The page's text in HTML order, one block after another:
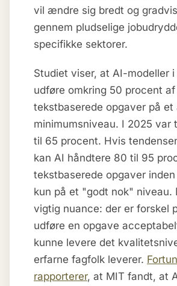
vil ændre sig bredt og
gennem pludselige
specifikke sektorer.
Studiet viser, at AI-modeller
udføre omkring 50 procent af
tekstbaserede opgaver på
minimumsniveau. I 2025 var
til 65 procent. Hvis
kan AI håndtere 80 til 95
tekstbaserede opgaver
kun på et "godt nok" niveau.
vigtig nuance: der er forskel
udføre en opgave
kunne levere det
erfarne fagfolk leverer.
rapporterer, at MIT fandt, at